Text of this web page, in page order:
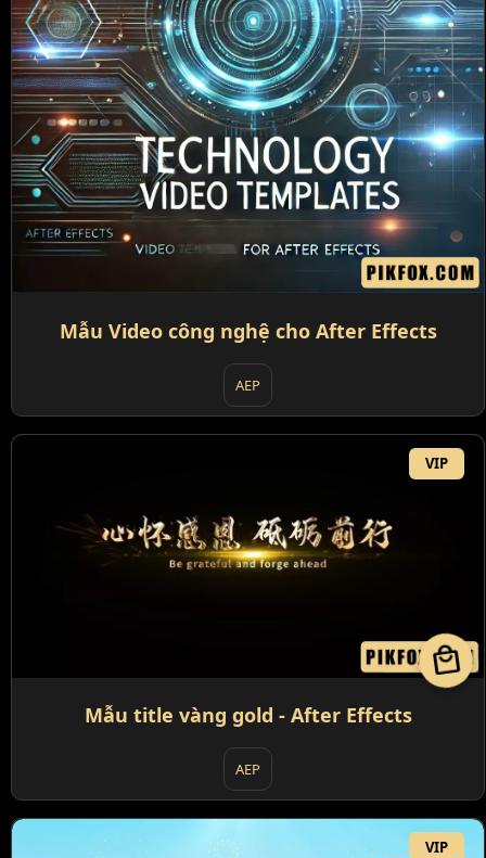
Mẫu Video công nghệ cho After Effects
AEP
VIP
Mẫu title vàng gold - After Effects
AEP
VIP
local_mall